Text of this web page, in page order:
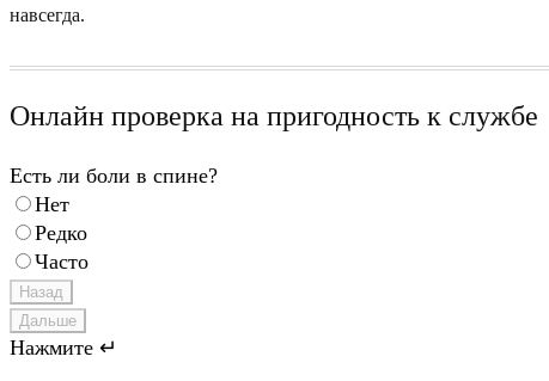
навсегда.
Онлайн проверка на пригодность к службе
Есть ли боли в спине?
Нет
Редко
Часто
Назад
Дальше
Нажмите ↵